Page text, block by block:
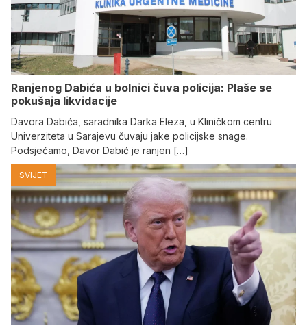
Ranjenog Dabića u bolnici čuva policija: Plaše se
pokušaja likvidacije
Davora Dabića, saradnika Darka Eleza, u Kliničkom centru
Univerziteta u Sarajevu čuvaju jake policijske snage.
Podsjećamo, Davor Dabić je ranjen […]
SVIJET